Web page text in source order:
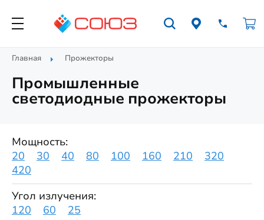
Главная Прожекторы
Промышленные
светодиодные прожекторы
Мощность:
20
30 40 80 100 160 210
320
420
Угол излучения:
120
60 25